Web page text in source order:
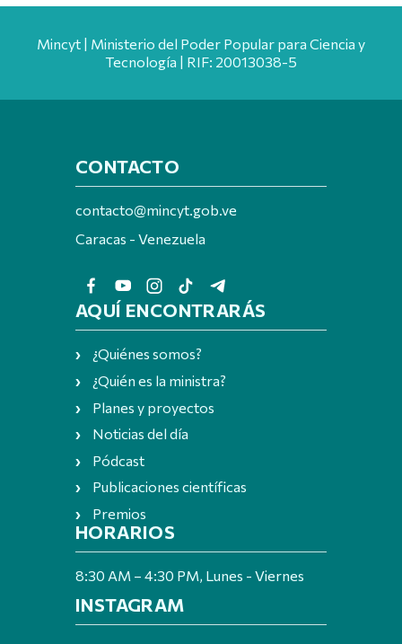
Mincyt | Ministerio del Poder Popular para Ciencia y
Tecnología | RIF: 20013038-5
CONTACTO
contacto@mincyt.gob.ve
Caracas - Venezuela
AQUÍ ENCONTRARÁS
¿Quiénes somos?
¿Quién es la ministra?
Planes y proyectos
Noticias del día
Pódcast
Publicaciones científicas
Premios
HORARIOS
8:30 AM – 4:30 PM, Lunes - Viernes
INSTAGRAM